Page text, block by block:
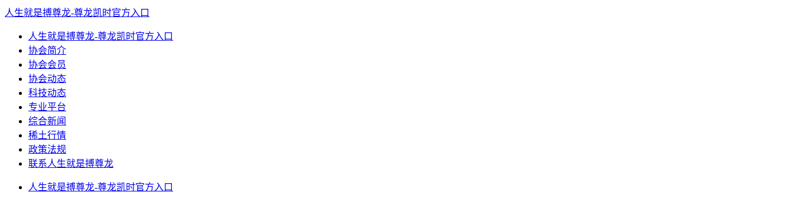
人生就是搏尊龙-尊龙凯时官方入口
人生就是搏尊龙-尊龙凯时官方入口
协会简介
协会会员
协会动态
科技动态
专业平台
综合新闻
稀土行情
政策法规
联系人生就是搏尊龙
人生就是搏尊龙-尊龙凯时官方入口